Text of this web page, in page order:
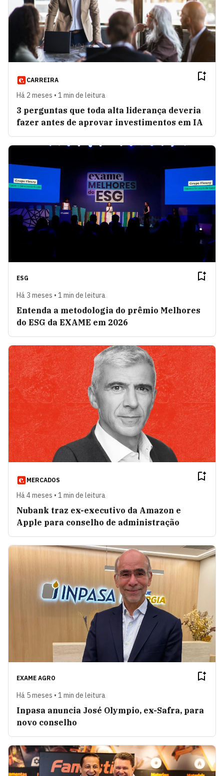
CARREIRA
Há 2 meses • 1 min de leitura
3 perguntas que toda alta liderança deveria
fazer antes de aprovar investimentos em IA
ESG
Há 3 meses • 1 min de leitura
Entenda a metodologia do prêmio Melhores
do ESG da EXAME em 2026
MERCADOS
Há 4 meses • 1 min de leitura
Nubank traz ex-executivo da Amazon e
Apple para conselho de administração
EXAME AGRO
Há 5 meses • 1 min de leitura
Inpasa anuncia José Olympio, ex-Safra, para
novo conselho